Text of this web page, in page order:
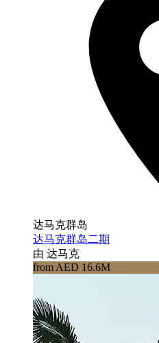
达马克群岛
达马克群岛二期
由 达马克
from AED 16.6M